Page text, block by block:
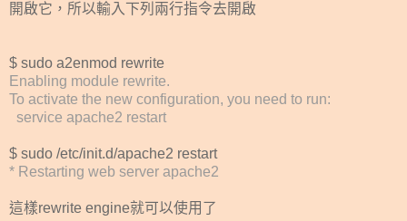
開啟它，所以輸入下列兩行指令去開啟
$ sudo a2enmod rewrite
Enabling module rewrite.
To activate the new configuration, you need to run:
service apache2 restart
$ sudo /etc/init.d/apache2 restart
* Restarting web server apache2
這樣rewrite engine就可以使用了